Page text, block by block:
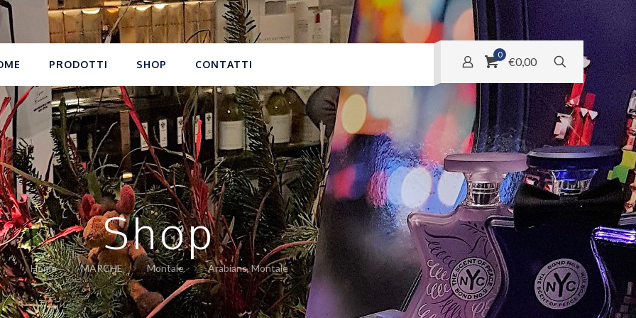
PRODOTTI SHOP CONTATTI
0
€0,00
Shop
Home MARCHE Montale Arabians, Montale